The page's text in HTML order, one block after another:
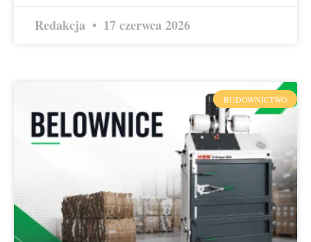
Redakcja 17 czerwca 2026
BUDOWNICTWO